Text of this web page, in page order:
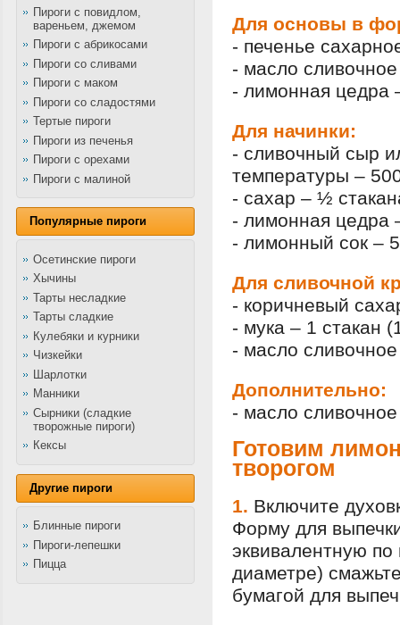
Пироги с повидлом,
вареньем, джемом
Пироги с абрикосами
Пироги со сливами
Пироги с маком
Пироги со сладостями
Тертые пироги
Пироги из печенья
Пироги с орехами
Пироги с малиной
Популярные пироги
Осетинские пироги
Хычины
Тарты несладкие
Тарты сладкие
Кулебяки и курники
Чизкейки
Шарлотки
Манники
Сырники (сладкие
творожные пироги)
Кексы
Другие пироги
Блинные пироги
Пироги-лепешки
Пицца
Для основы в
- печенье
- масло
- лимонная цедра
Для начинки:
- сливочный сыр
температуры –
- сахар – ½
- лимонная цедра
- лимонный сок –
Для сливочной
- коричневый
- мука – 1 стакан
- масло
Дополнительно:
- масло
Готовим
творогом
1. Включите
Форму для
эквивалентную
диаметре)
бумагой для